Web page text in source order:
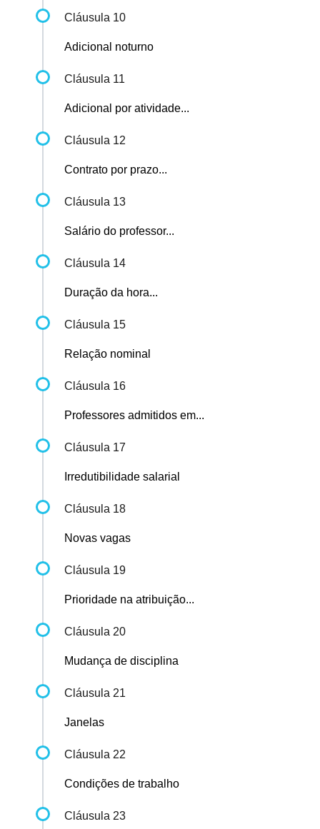
Cláusula 10
Adicional noturno
Cláusula 11
Adicional por atividade...
Cláusula 12
Contrato por prazo...
Cláusula 13
Salário do professor...
Cláusula 14
Duração da hora...
Cláusula 15
Relação nominal
Cláusula 16
Professores admitidos em...
Cláusula 17
Irredutibilidade salarial
Cláusula 18
Novas vagas
Cláusula 19
Prioridade na atribuição...
Cláusula 20
Mudança de disciplina
Cláusula 21
Janelas
Cláusula 22
Condições de trabalho
Cláusula 23